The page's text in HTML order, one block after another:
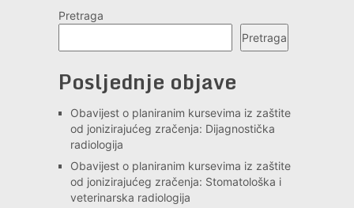
Pretraga
Pretraga
Posljednje objave
Obavijest o planiranim kursevima iz zaštite
od jonizirajućeg zračenja: Dijagnostička
radiologija
Obavijest o planiranim kursevima iz zaštite
od jonizirajućeg zračenja: Stomatološka i
veterinarska radiologija